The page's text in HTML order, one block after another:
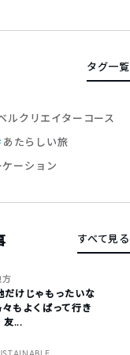
タグ一覧
ルクリエイターコース
あたらしい旅
ケーション
すべて見る
方
だけじゃもったいな
々もよくばって行き
友...